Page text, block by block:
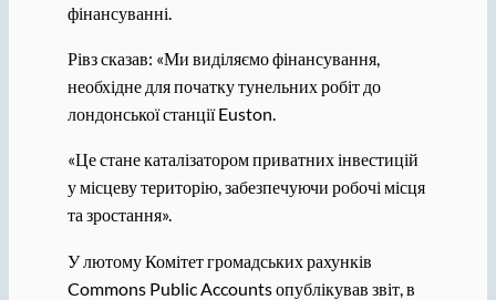
фінансуванні.
Рівз сказав: «Ми виділяємо фінансування,
необхідне для початку тунельних робіт до
лондонської станції Euston.
«Це стане каталізатором приватних інвестицій
у місцеву територію, забезпечуючи робочі місця
та зростання».
У лютому Комітет громадських рахунків
Commons Public Accounts опублікував звіт, в